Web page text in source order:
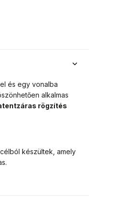
és egy vonalba
alkalmas
rögzítés
készültek, amely